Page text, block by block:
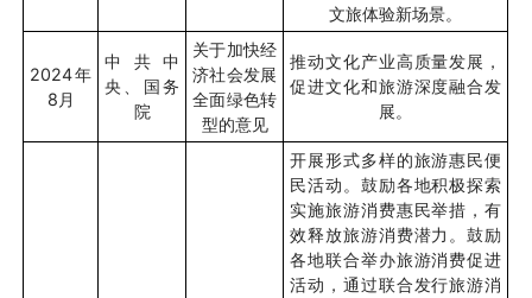
文旅体验新场景。
2024年
8月
中共中
央、国务
院
关于加快经
济社会发展
全面绿色转
型的意见
推动文化产业高质量发展，
促进文化和旅游深度融合发
展。
开展形式多样的旅游惠民便
民活动。鼓励各地积极探索
实施旅游消费惠民举措，有
效释放旅游消费潜力。鼓励
各地联合举办旅游消费促进
活动，通过联合发行旅游消